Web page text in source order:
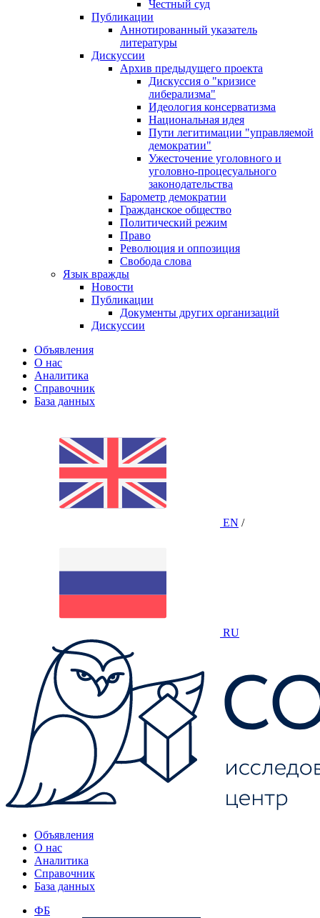
Честный суд
Публикации
Аннотированный указатель
литературы
Дискуссии
Архив предыдущего проекта
Дискуссия о "кризисе
либерализма"
Идеология консерватизма
Национальная идея
Пути легитимации "управляемой
демократии"
Ужесточение уголовного и
уголовно-процесуального
законодательства
Барометр демократии
Гражданское общество
Политический режим
Право
Революция и оппозиция
Свобода слова
Язык вражды
Новости
Публикации
Документы других организаций
Дискуссии
Объявления
О нас
Аналитика
Справочник
База данных
EN /
RU
Объявления
О нас
Аналитика
Справочник
База данных
ФБ